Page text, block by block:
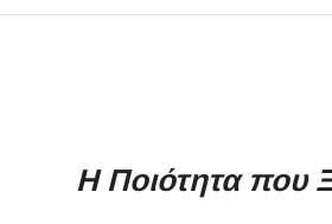
Η Ποιότητα που